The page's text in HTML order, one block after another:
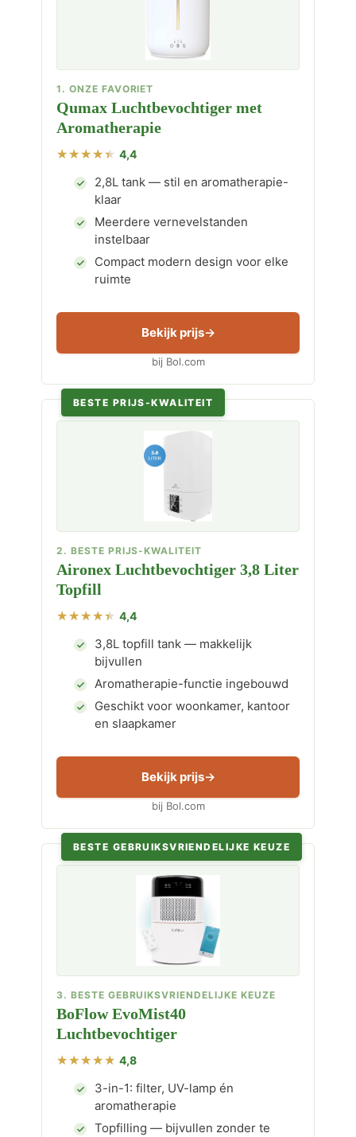
1. ONZE FAVORIET
Qumax Luchtbevochtiger met
Aromatherapie
4,4
2,8L tank — stil en aromatherapie-
klaar
Meerdere vernevelstanden
instelbaar
Compact modern design voor elke
ruimte
Bekijk prijs
bij Bol.com
BESTE PRIJS-KWALITEIT
2. BESTE PRIJS-KWALITEIT
Aironex Luchtbevochtiger 3,8 Liter
Topfill
4,4
3,8L topfill tank — makkelijk
bijvullen
Aromatherapie-functie ingebouwd
Geschikt voor woonkamer, kantoor
en slaapkamer
Bekijk prijs
bij Bol.com
BESTE GEBRUIKSVRIENDELIJKE KEUZE
3. BESTE GEBRUIKSVRIENDELIJKE KEUZE
BoFlow EvoMist40
Luchtbevochtiger
4,8
3-in-1: filter, UV-lamp én
aromatherapie
Topfilling — bijvullen zonder te